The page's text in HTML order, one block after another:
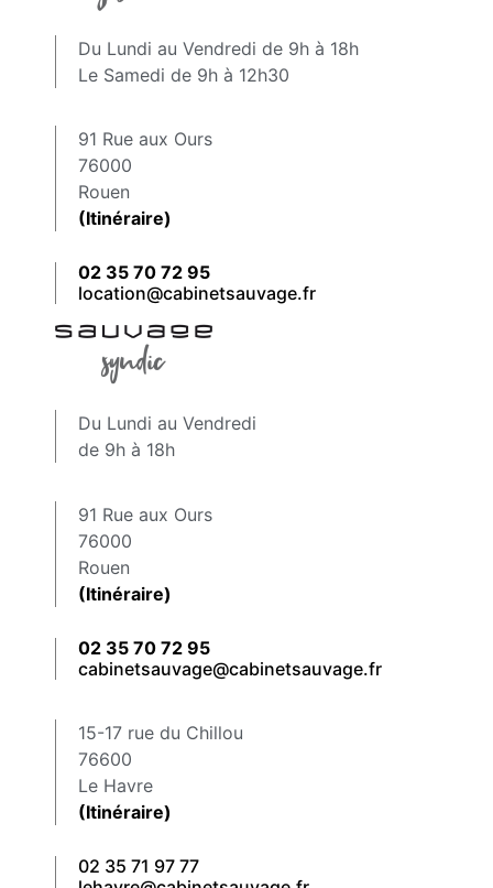
Du Lundi au Vendredi de 9h à 18h
Le Samedi de 9h à 12h30
91 Rue aux Ours
76000
Rouen
(Itinéraire)
02 35 70 72 95
location@cabinetsauvage.fr
Du Lundi au Vendredi
de 9h à 18h
91 Rue aux Ours
76000
Rouen
(Itinéraire)
02 35 70 72 95
cabinetsauvage@cabinetsauvage.fr
15-17 rue du Chillou
76600
Le Havre
(Itinéraire)
02 35 71 97 77